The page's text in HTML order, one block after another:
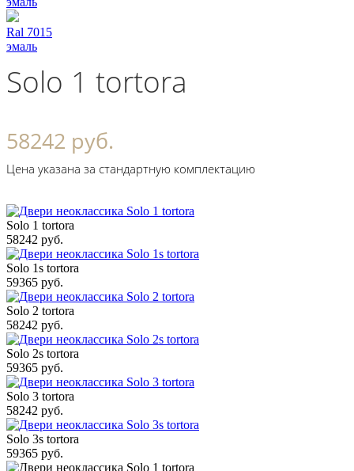
Ral 7015
эмаль
Solo 1 tortora
58242 руб.
Цена указана за стандартную комплектацию
Solo 1 tortora
58242 руб.
Solo 1s tortora
59365 руб.
Solo 2 tortora
58242 руб.
Solo 2s tortora
59365 руб.
Solo 3 tortora
58242 руб.
Solo 3s tortora
59365 руб.